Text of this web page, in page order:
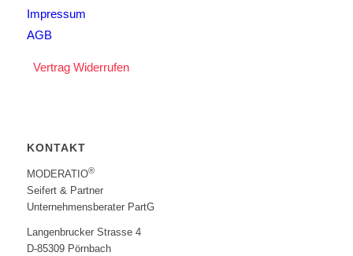
Impressum
AGB
Vertrag Widerrufen
KONTAKT
MODERATIO®
Seifert & Partner
Unternehmensberater PartG
Langenbrucker Strasse 4
D-85309 Pörnbach